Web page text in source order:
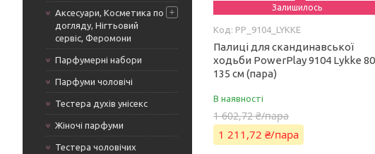
Аксесуари, Косметика по
догляду, Нігтьовий
сервіс, Феромони
Парфумерні набори
Парфуми чоловічі
Тестера духів унісекс
Жіночі парфуми
Тестера чоловічих
Залишилось
PP_9104_LYKKE
Палиці для скандинавської
ходьби PowerPlay 9104 Lykke
135 см (пара)
В наявності
1 602,72 ₴/пара
1 211,72 ₴/пара